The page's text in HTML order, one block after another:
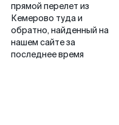
прямой перелет из
Кемерово туда и
обратно, найденный на
нашем сайте за
последнее время